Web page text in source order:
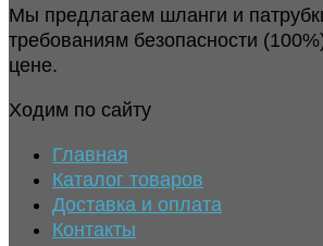
Мы предлагаем шланги и
требованиям безопасности
цене.
Ходим по сайту
Главная
Каталог товаров
Доставка и оплата
Контакты